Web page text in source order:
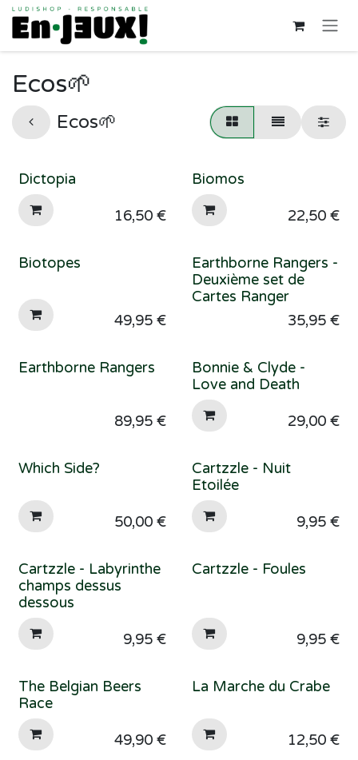
Se rendre au contenu
Ecos🌱
Ecos🌱
Dictopia
16,50€
Biomos
22,50€
Biotopes
49,95€
Earthborne Rangers -
Deuxième set de
Cartes Ranger
35,95€
Earthborne Rangers
89,95€
Bonnie & Clyde -
Love and Death
29,00€
Which Side?
50,00€
Cartzzle - Nuit
Etoilée
9,95€
Cartzzle - Labyrinthe
champs dessus
dessous
9,95€
Cartzzle - Foules
9,95€
The Belgian Beers
Race
49,90€
La Marche du Crabe
12,50€